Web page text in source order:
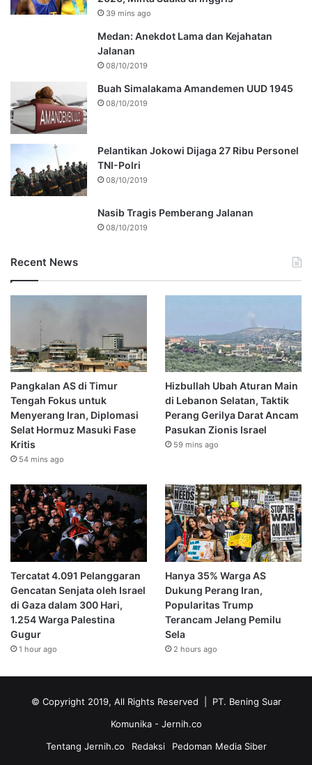
39 mins ago
Medan: Anekdot Lama dan Kejahatan
Jalanan
08/10/2019
Buah Simalakama Amandemen UUD 1945
08/10/2019
Pelantikan Jokowi Dijaga 27 Ribu Personel
TNI-Polri
08/10/2019
Nasib Tragis Pemberang Jalanan
08/10/2019
Recent News
Pangkalan AS di Timur
Tengah Fokus untuk
Menyerang Iran, Diplomasi
Selat Hormuz Masuki Fase
Kritis
54 mins ago
Hizbullah Ubah Aturan Main
di Lebanon Selatan, Taktik
Perang Gerilya Darat Ancam
Pasukan Zionis Israel
59 mins ago
Tercatat 4.091 Pelanggaran
Gencatan Senjata oleh Israel
di Gaza dalam 300 Hari,
1.254 Warga Palestina
Gugur
1 hour ago
Hanya 35% Warga AS
Dukung Perang Iran,
Popularitas Trump
Terancam Jelang Pemilu
Sela
2 hours ago
© Copyright 2019, All Rights Reserved | PT. Bening Suar
Komunika - Jernih.co
Tentang Jernih.co
Redaksi
Pedoman Media Siber